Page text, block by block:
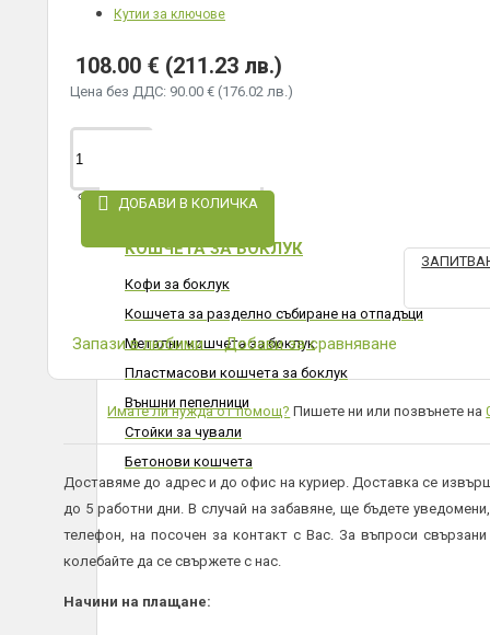
КОШЧЕТА ЗА БОКЛУК
КОШЧЕТА ЗА БОКЛУК
Кофи за боклук
Кошчета за разделно събиране на отпадъци
Метални кошчета за боклук
Пластмасови кошчета за боклук
Външни пепелници
Стойки за чували
Бетонови кошчета
108.00 € (211.23 лв.)
Цена без ДДС: 90.00 € (176.02 лв.)
Кутии за ключове
ДОБАВИ В КОЛИЧКА
Запази в любими Добави за сравняване
Имате ли нужда от помощ? Пишете ни или позвънете на
Доставяме до адрес и до офис на куриер. Доставка се
до 5 работни дни. В случай на забавяне, ще бъдете
телефон, на посочен за контакт с Вас. За въпроси
колебайте да се свържете с нас.
Начини на плащане: